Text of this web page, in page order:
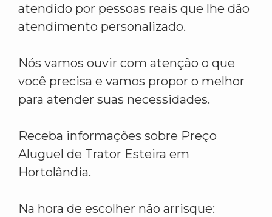
atendido por pessoas reais que lhe dão
atendimento personalizado.
Nós vamos ouvir com atenção o que
você precisa e vamos propor o melhor
para atender suas necessidades.
Receba informações sobre Preço
Aluguel de Trator Esteira em
Hortolândia.
Na hora de escolher não arrisque: